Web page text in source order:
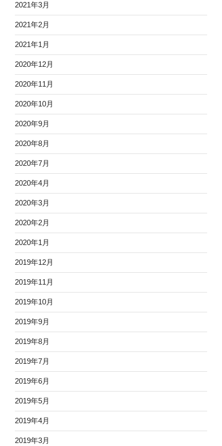
2021年3月
2021年2月
2021年1月
2020年12月
2020年11月
2020年10月
2020年9月
2020年8月
2020年7月
2020年4月
2020年3月
2020年2月
2020年1月
2019年12月
2019年11月
2019年10月
2019年9月
2019年8月
2019年7月
2019年6月
2019年5月
2019年4月
2019年3月